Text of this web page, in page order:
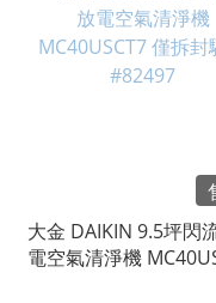
大金 DAIKIN 9.5坪閃
電空氣清淨機